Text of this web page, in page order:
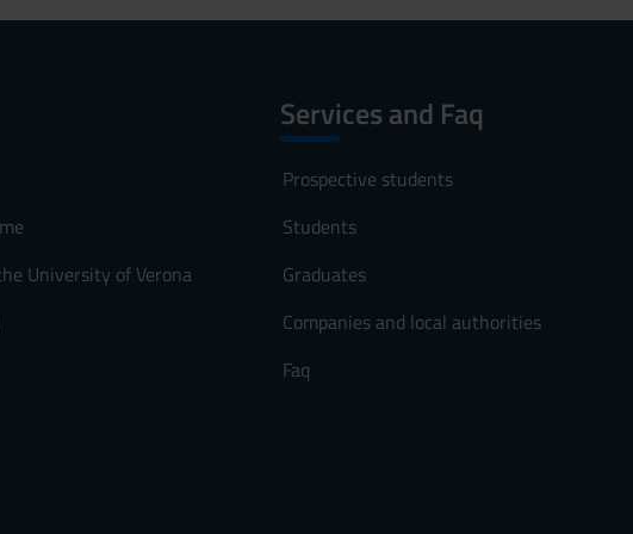
University of Verona
Services and Faq
Prospective students
Students
Graduates
Companies and local authorities
Faq